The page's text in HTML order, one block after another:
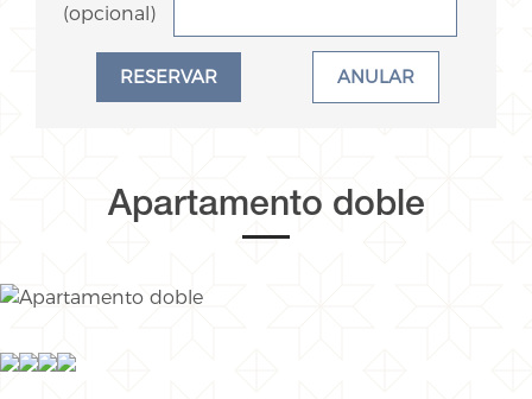
(opcional)
ANULAR
Apartamento doble